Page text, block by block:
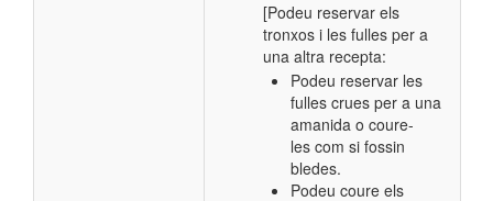
[Podeu reservar els
tronxos i les fulles per a
una altra recepta:
Podeu reservar les
fulles crues per a una
amanida o coure-
les com si fossin
bledes.
Podeu coure els